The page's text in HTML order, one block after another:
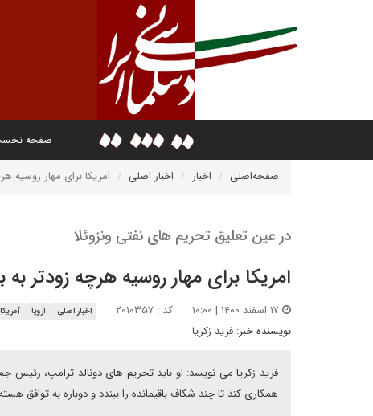
صفحه
صفحه‌اصلی اخبار اخبار اصلی امریکا برای مهار روسیه
در عین تعلیق تحریم های نفتی ونزوئلا
امریکا برای مهار روسیه هرچه زودتر به
کد : ۲۰۱۰۳۵۷ اخبار اصلی اروپا آمریکا
نویسنده خبر: فرید زکریا
فرید زکریا می نویسد: او باید تحریم های دونالد ترامپ، رئیس
همکاری کند تا چند شکاف باقیمانده را ببندد و دوباره به توافق